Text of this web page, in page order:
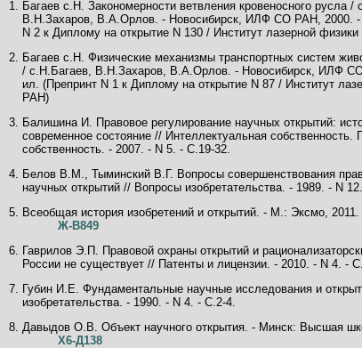
Багаев с.Н. Закономерности ветвления кровеносного русла /
В.Н.Захаров, В.А.Орлов. - Новосибирск, ИЛФ СО РАН, 2000. -
N 2 к Диплому на открытие N 130 / Институт лазерной
Багаев с.Н. Физические механизмы транспортных систем
/ с.Н.Багаев, В.Н.Захаров, В.А.Орлов. - Новосибирск, ИЛФ
ил. (Препринт N 1 к Диплому на открытие N 87 / Институт
РАН)
Балишина И. Правовое регулирование научных открытий:
современное состояние // Интеллектуальная
собственность. - 2007. - N 5. - C.19-32.
Белов В.М., Тыминский В.Г. Вопросы совершенствования
научных открытий // Вопросы изобретательства. - 1989. - N
Всеобщая история изобретений и открытий. - М.: Эксмо,
Ж-В849
Гаврилов Э.П. Правовой охраны открытий и
России не существует // Патенты и лицензии. - 2010. - N 4. -
Губин И.Е. Фундаментальные научные исследования и
изобретательства. - 1990. - N 4. - C.2-4.
Давыдов О.В. Объект научного открытия. - Минск: Высшая
Х6-Д138